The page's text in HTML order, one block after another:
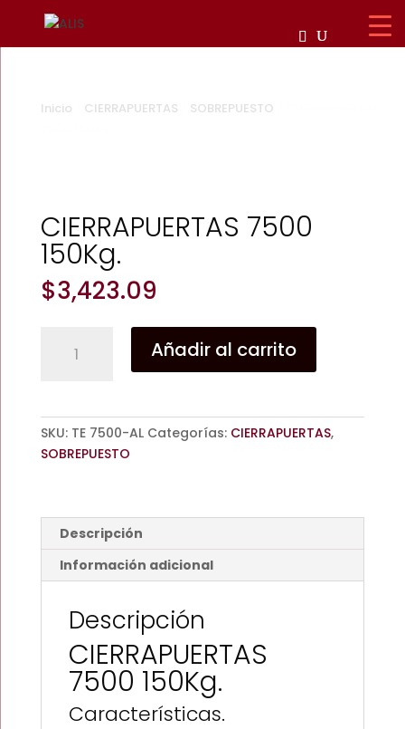
Inicio CIERRAPUERTAS SOBREPUESTO
CIERRAPUERTAS 7500
150Kg.
$3,423.09
Añadir al carrito
SKU: TE 7500-AL Categorías: CIERRAPUERTAS,
SOBREPUESTO
Descripción
Información adicional
Descripción
CIERRAPUERTAS
7500 150Kg.
Características.